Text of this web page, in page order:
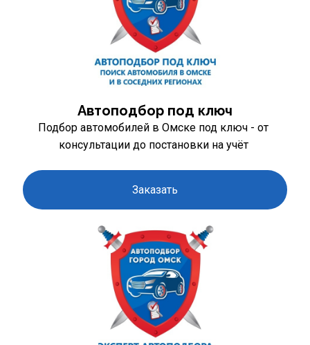
Автоподбор под ключ
Подбор автомобилей в Омске под ключ - от
консультации до постановки на учёт
Заказать